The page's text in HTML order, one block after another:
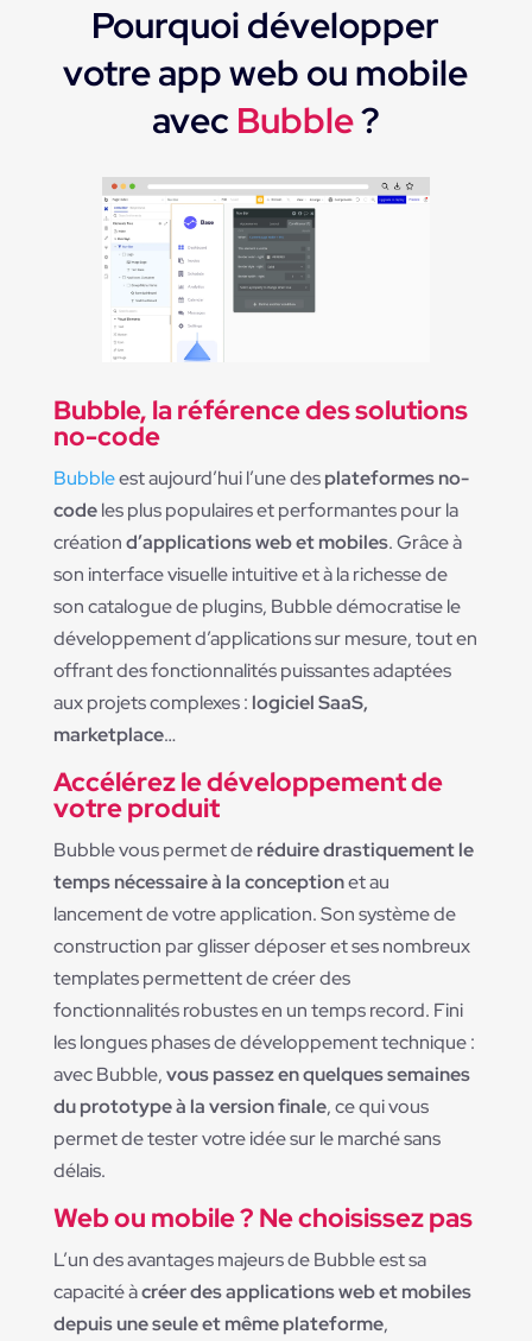
Pourquoi développer
votre app web ou mobile
avec Bubble?
Bubble, la référence des solutions
no-code
Bubbleest aujourd’hui l’une desplateformes no-
codeles plus populaires et performantes pour la
créationd’applications web et mobiles. Grâce à
son interface visuelle intuitive et à la richesse de
son catalogue de plugins, Bubble démocratise le
développement d’applications sur mesure, tout en
offrant des fonctionnalités puissantes adaptées
aux projets complexes : logiciel SaaS,
marketplace…
Accélérez le développement de
votre produit
Bubble vous permet deréduire drastiquement le
temps nécessaire à la conceptionet au
lancement de votre application. Son système de
construction par glisser déposer et ses nombreux
templates permettent de créer des
fonctionnalités robustes en un temps record. Fini
les longues phases de développement technique :
avec Bubble,vous passez en quelques semaines
du prototype à la version finale, ce qui vous
permet de tester votre idée sur le marché sans
délais.
Web ou mobile ? Ne choisissez pas
L’un des avantages majeurs de Bubble est sa
capacité àcréer des applications web et mobiles
depuis une seule et même plateforme,